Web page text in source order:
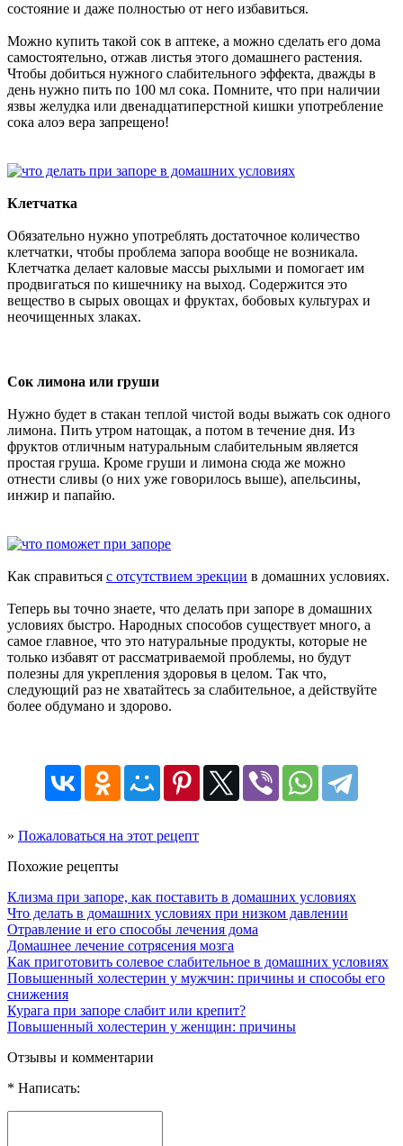
состояние и даже полностью от него избавиться.
Можно купить такой сок в аптеке, а можно сделать его дома
самостоятельно, отжав листья этого домашнего растения.
Чтобы добиться нужного слабительного эффекта, дважды в
день нужно пить по 100 мл сока. Помните, что при наличии
язвы желудка или двенадцатиперстной кишки употребление
сока алоэ вера запрещено!
Клетчатка
Обязательно нужно употреблять достаточное количество
клетчатки, чтобы проблема запора вообще не возникала.
Клетчатка делает каловые массы рыхлыми и помогает им
продвигаться по кишечнику на выход. Содержится это
вещество в сырых овощах и фруктах, бобовых культурах и
неочищенных злаках.
Сок лимона или груши
Нужно будет в стакан теплой чистой воды выжать сок одного
лимона. Пить утром натощак, а потом в течение дня. Из
фруктов отличным натуральным слабительным является
простая груша. Кроме груши и лимона сюда же можно
отнести сливы (о них уже говорилось выше), апельсины,
инжир и папайю.
Как справиться с отсутствием эрекции в домашних условиях.
Теперь вы точно знаете, что делать при запоре в домашних
условиях быстро. Народных способов существует много, а
самое главное, что это натуральные продукты, которые не
только избавят от рассматриваемой проблемы, но будут
полезны для укрепления здоровья в целом. Так что,
следующий раз не хватайтесь за слабительное, а действуйте
более обдумано и здорово.
» Пожаловаться на этот рецепт
Похожие рецепты
Клизма при запоре, как поставить в домашних условиях
Что делать в домашних условиях при низком давлении
Отравление и его способы лечения дома
Домашнее лечение сотрясения мозга
Как приготовить солевое слабительное в домашних условиях
Повышенный холестерин у мужчин: причины и способы его
снижения
Курага при запоре слабит или крепит?
Повышенный холестерин у женщин: причины
Отзывы и комментарии
* Написать: